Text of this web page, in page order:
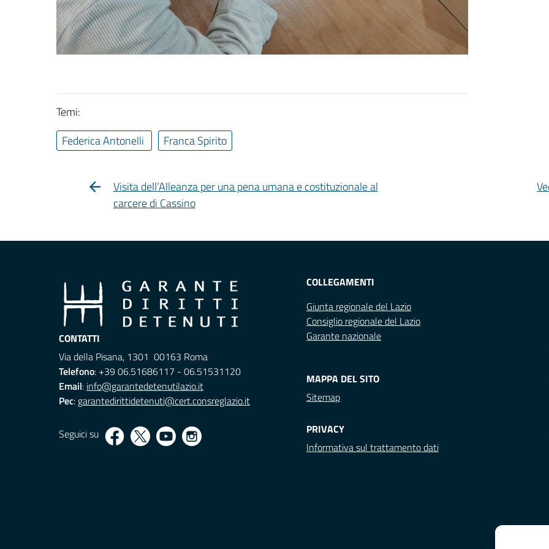
Temi:
Federica Antonelli
Franca Spirito
Visita dell’Alleanza per una pena umana e costituzionale al
carcere di Cassino
CONTATTI
Via della Pisana, 1301 00163 Roma
Telefono: +39 06.51686117 - 06.51531120
Email: info@garantedetenutilazio.it
Pec: garantedirittidetenuti@cert.consreglazio.it
Seguici su
COLLEGAMENTI
Giunta regionale del Lazio
Consiglio regionale del Lazio
Garante nazionale
MAPPA DEL SITO
Sitemap
PRIVACY
Informativa sul trattamento dati